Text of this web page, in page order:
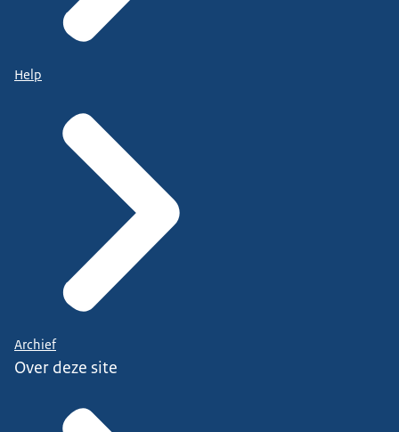
Help
Archief
Over deze site